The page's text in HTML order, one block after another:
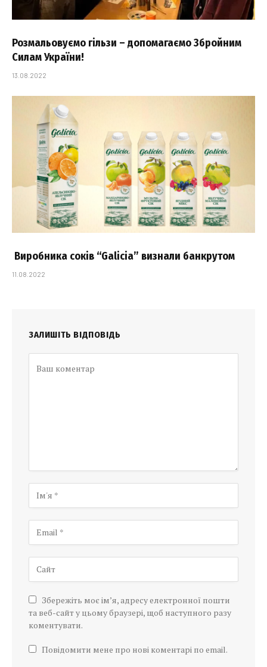
Розмальовуємо гільзи – допомагаємо Збройним
Силам України!
13.08.2022
Виробника соків “Galicia” визнали банкрутом
11.08.2022
ЗАЛИШІТЬ ВІДПОВІДЬ
Збережіть моє ім’я, адресу електронної пошти
та веб-сайт у цьому браузері, щоб наступного разу
коментувати.
Повідомити мене про нові коментарі по email.